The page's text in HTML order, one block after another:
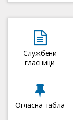
Службени
гласници
Огласна табла